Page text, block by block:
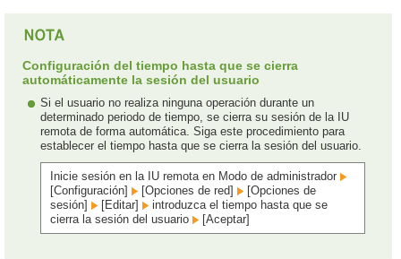
Configuración del tiempo hasta que se cierra
automáticamente la sesión del usuario
Si el usuario no realiza ninguna operación durante un
determinado periodo de tiempo, se cierra su sesión de la IU
remota de forma automática. Siga este procedimiento para
establecer el tiempo hasta que se cierra la sesión del usuario.
Inicie sesión en la IU remota en Modo de administrador
[Configuración]
[Opciones de red]
[Opciones de
sesión]
[Editar]
introduzca el tiempo hasta que se
cierra la sesión del usuario
[Aceptar]